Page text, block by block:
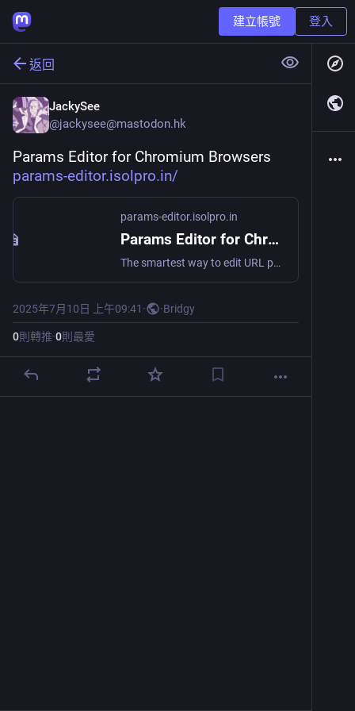
建立帳號 登入
返回
JackySee
@jackysee@mastodon.hk
Params Editor for Chromium Browsers
params-editor.isolpro.in/
params-editor.isolpro.in
Params Editor for Chromium Browsers
The smartest way to edit URL parameters in Chrome. Automatically detects parameter types and provides the perfect input for each one.
2025年7月10日 上午09:41 · ·Bridgy
0則轉推·0則最愛